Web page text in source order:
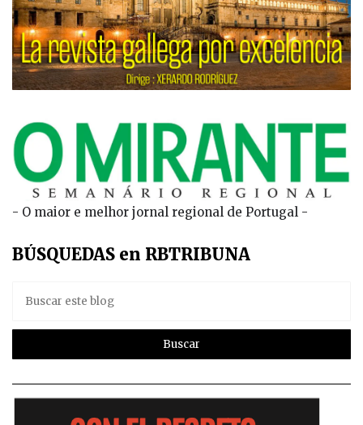
- O maior e melhor jornal regional de Portugal -
BÚSQUEDAS en RBTRIBUNA